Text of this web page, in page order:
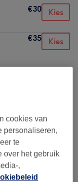
€30 Kies
€35 Kies
vanaf €55
vanaf €100
cookies van
personaliseren,
te
over het gebruik
,